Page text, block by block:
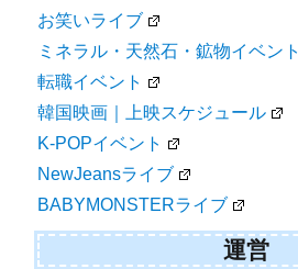
お笑いライブ
ミネラル・天然石・鉱物イベント
転職イベント
韓国映画｜上映スケジュール
K-POPイベント
NewJeansライブ
BABYMONSTERライブ
運営